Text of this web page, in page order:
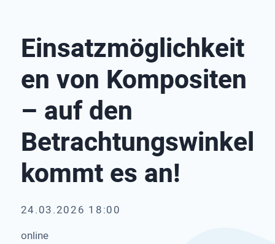
Einsatzmöglichkeit
en von Kompositen
– auf den
Betrachtungswinkel
kommt es an!
24.03.2026 18:00
online